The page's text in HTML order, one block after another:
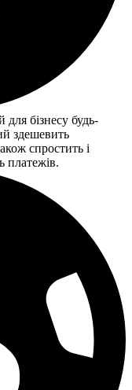
бізнесу будь-
здешевить
спростить і
платежів.